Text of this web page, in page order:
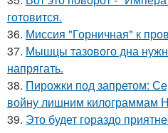
готовится.
36. Миссия "Горничная" к
37. Мышцы тазового дна
напрягать.
38. Пирожки под запретом:
войну лишним килограммам
39. Это будет гораздо